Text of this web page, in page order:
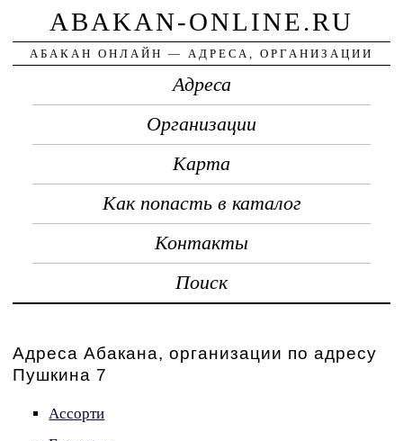
ABAKAN-ONLINE.RU
АБАКАН ОНЛАЙН — АДРЕСА, ОРГАНИЗАЦИИ
Адреса
Организации
Карта
Как попасть в каталог
Контакты
Поиск
Адреса Абакана, организации по адресу
Пушкина 7
Ассорти